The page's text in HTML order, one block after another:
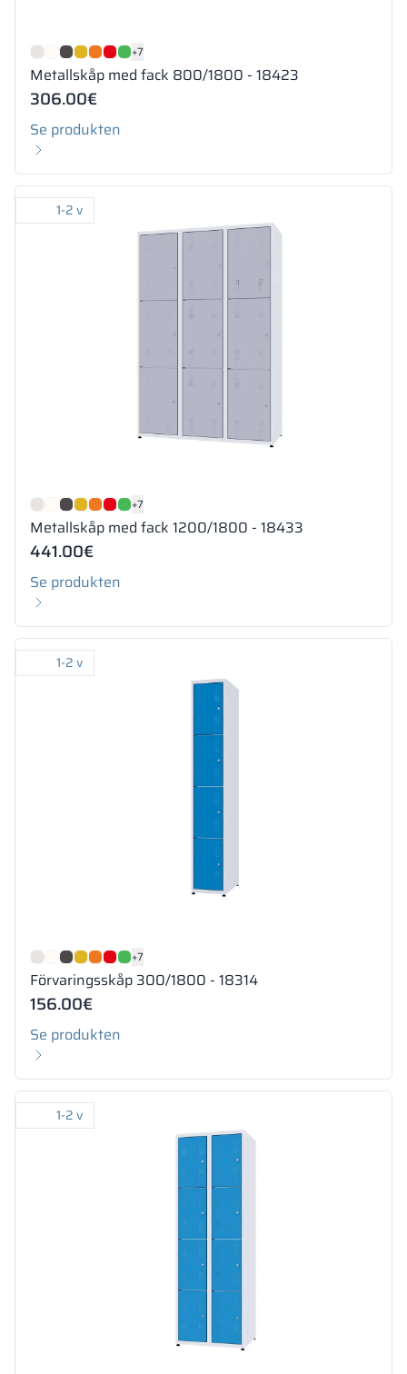
+7
Metallskåp med fack 800/1800 - 18423
306.00€
Se produkten
1-2 v
+7
Metallskåp med fack 1200/1800 - 18433
441.00€
Se produkten
1-2 v
+7
Förvaringsskåp 300/1800 - 18314
156.00€
Se produkten
1-2 v